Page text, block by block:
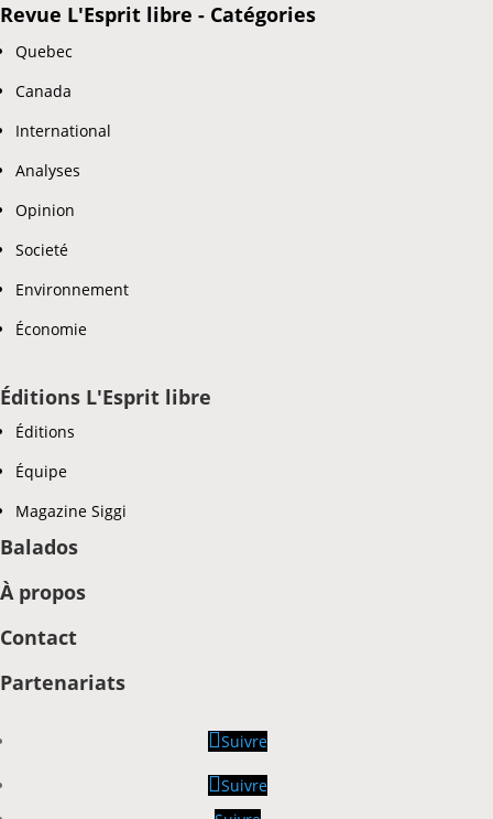
Revue L'Esprit libre - Catégories
Quebec
Canada
International
Analyses
Opinion
Societé
Environnement
Économie
Éditions L'Esprit libre
Éditions
Équipe
Magazine Siggi
Balados
À propos
Contact
Partenariats
Suivre
Suivre